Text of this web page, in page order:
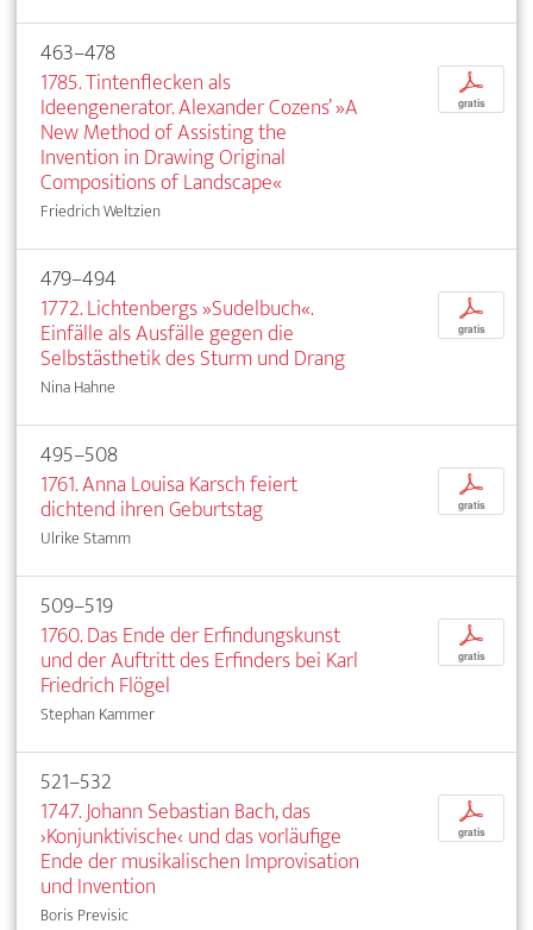
463–478
1785. Tintenflecken als
Ideengenerator. Alexander Cozens’ »A
New Method of Assisting the
Invention in Drawing Original
Compositions of Landscape«
Friedrich Weltzien
p
gratis
479–494
1772. Lichtenbergs »Sudelbuch«.
Einfälle als Ausfälle gegen die
Selbstästhetik des Sturm und Drang
Nina Hahne
p
gratis
495–508
1761. Anna Louisa Karsch feiert
dichtend ihren Geburtstag
Ulrike Stamm
p
gratis
509–519
1760. Das Ende der Erfindungskunst
und der Auftritt des Erfinders bei Karl
Friedrich Flögel
Stephan Kammer
p
gratis
521–532
1747. Johann Sebastian Bach, das
›Konjunktivische‹ und das vorläufige
Ende der musikalischen Improvisation
und Invention
Boris Previsic
p
gratis